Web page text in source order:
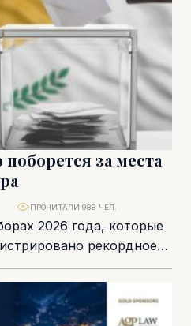
за места
2026 года, которые
рекордное
кандидата. Из них 744
ПРОЧИТАЛИ 988 ЧЕЛ.